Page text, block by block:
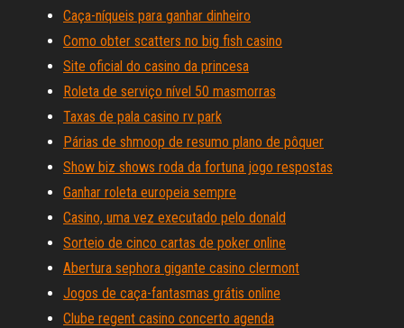
Caça-níqueis para ganhar dinheiro
Como obter scatters no big fish casino
Site oficial do casino da princesa
Roleta de serviço nível 50 masmorras
Taxas de pala casino rv park
Párias de shmoop de resumo plano de pôquer
Show biz shows roda da fortuna jogo respostas
Ganhar roleta europeia sempre
Casino, uma vez executado pelo donald
Sorteio de cinco cartas de poker online
Abertura sephora gigante casino clermont
Jogos de caça-fantasmas grátis online
Clube regent casino concerto agenda